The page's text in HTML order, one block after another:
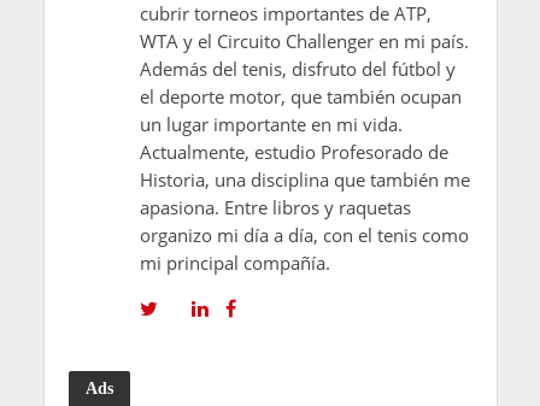
cubrir torneos importantes de ATP,
WTA y el Circuito Challenger en mi país.
Además del tenis, disfruto del fútbol y
el deporte motor, que también ocupan
un lugar importante en mi vida.
Actualmente, estudio Profesorado de
Historia, una disciplina que también me
apasiona. Entre libros y raquetas
organizo mi día a día, con el tenis como
mi principal compañía.
Ads